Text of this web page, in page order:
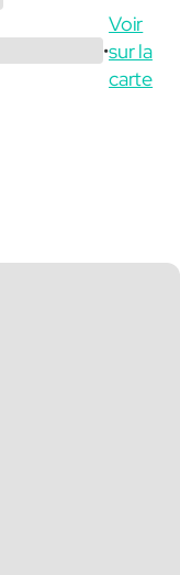
•
Voir
sur la
carte